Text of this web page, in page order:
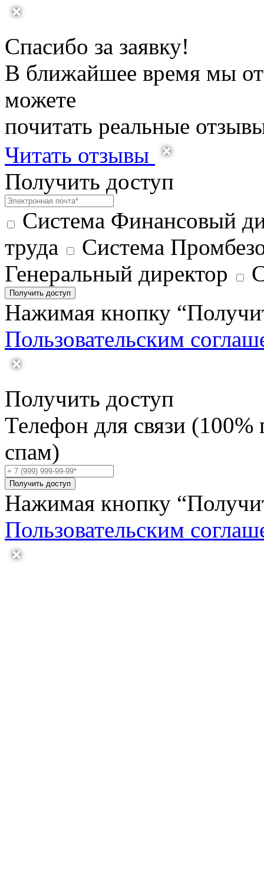
Спасибо за заявку!
В ближайшее время мы
можете
почитать реальные
Читать отзывы
Получить доступ
Система Финансовый
труда
Система
Генеральный директор
Получить доступ
Нажимая кнопку
Пользовательским
Получить доступ
Телефон для связи (100%
спам)
Получить доступ
Нажимая кнопку
Пользовательским